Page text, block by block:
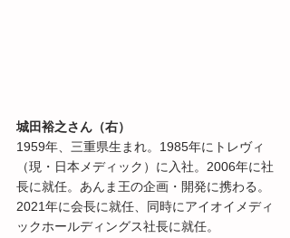
城田裕之さん（右）
1959年、三重県生まれ。1985年にトレヴィ
（現・日本メディック）に入社。2006年に社
長に就任。あんま王の企画・開発に携わる。
2021年に会長に就任、同時にアイオイメディ
ックホールディングス社長に就任。